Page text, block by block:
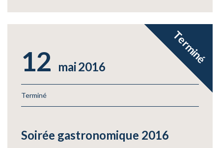
Terminé
12 mai2016
Terminé
Soirée gastronomique 2016